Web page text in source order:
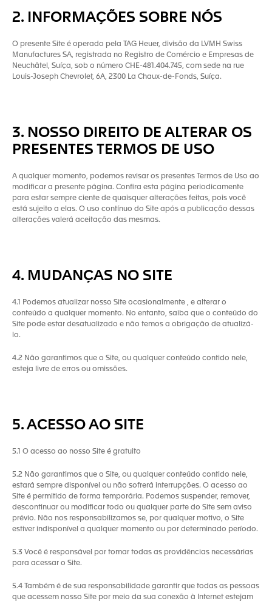
2. INFORMAÇÕES SOBRE NÓS
O presente Site é operado pela TAG Heuer, divisão da LVMH Swiss
Manufactures SA, registrada no Registro de Comércio e Empresas de
Neuchâtel, Suíça, sob o número CHE-481.404.745, com sede na rue
Louis-Joseph Chevrolet, 6A, 2300 La Chaux-de-Fonds, Suíça.
3. NOSSO DIREITO DE ALTERAR OS
PRESENTES TERMOS DE USO
A qualquer momento, podemos revisar os presentes Termos de Uso ao
modificar a presente página. Confira esta página periodicamente
para estar sempre ciente de quaisquer alterações feitas, pois você
está sujeito a elas. O uso contínuo do Site após a publicação dessas
alterações valerá aceitação das mesmas.
4. MUDANÇAS NO SITE
4.1 Podemos atualizar nosso Site ocasionalmente , e alterar o
conteúdo a qualquer momento. No entanto, saiba que o conteúdo do
Site pode estar desatualizado e não temos a obrigação de atualizá-
lo.
4.2 Não garantimos que o Site, ou qualquer conteúdo contido nele,
esteja livre de erros ou omissões.
5. ACESSO AO SITE
5.1 O acesso ao nosso Site é gratuito
5.2 Não garantimos que o Site, ou qualquer conteúdo contido nele,
estará sempre disponível ou não sofrerá interrupções. O acesso ao
Site é permitido de forma temporária. Podemos suspender, remover,
descontinuar ou modificar todo ou qualquer parte do Site sem aviso
prévio. Não nos responsabilizamos se, por qualquer motivo, o Site
estiver indisponível a qualquer momento ou por determinado período.
5.3 Você é responsável por tomar todas as providências necessárias
para acessar o Site.
5.4 Também é de sua responsabilidade garantir que todas as pessoas
que acessem nosso Site por meio da sua conexão à Internet estejam